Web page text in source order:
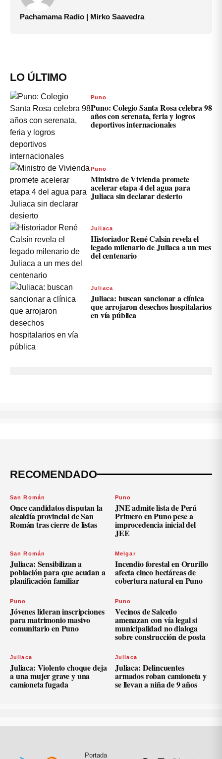
Pachamama Radio | Mirko Saavedra
LO ÚLTIMO
Puno
Puno: Colegio Santa Rosa celebra 98
años con serenata, feria y logros
deportivos internacionales
Puno
Ministro de Vivienda promete
acelerar etapa 4 del agua para
Juliaca sin declarar desierto
Juliaca
Historiador René Calsín revela el
legado milenario de Juliaca a un mes
del centenario
Juliaca
Juliaca: buscan sancionar a clínica
que arrojaron desechos hospitalarios
en vía pública
RECOMENDADO
San Román
Once candidatos disputan la
alcaldía provincial de San
Román tras cierre de listas
Puno
JNE admite lista de Perú
Primero en Puno pese a
improcedencia inicial del
JEE
San Román
Juliaca: Sensibilizan a
población para que acudan a
planificación familiar
Melgar
Incendio forestal en Orurillo
afecta cinco hectáreas de
cobertura natural en Puno
Puno
Jóvenes lideran inscripciones
para matrimonio masivo
comunitario en Puno
Puno
Vecinos de Salcedo
amenazan con vía legal si
municipalidad no dialoga
sobre construcción de posta
Juliaca
Juliaca: Violento choque deja
a una mujer grave y una
camioneta fugada
Juliaca
Juliaca: Delincuentes
armados roban camioneta y
se llevan a niña de 9 años
Portada